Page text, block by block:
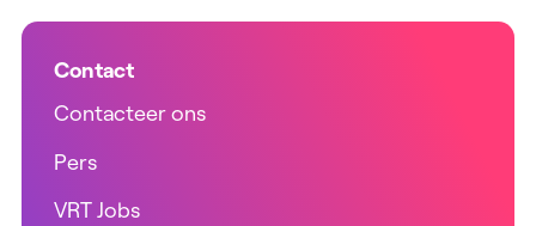
Contact
Contacteer ons
Pers
VRT Jobs